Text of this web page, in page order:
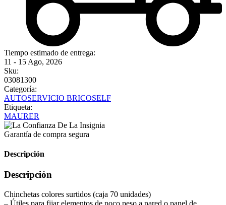
Tiempo estimado de entrega:
11 - 15 Ago, 2026
Sku:
03081300
Categoría:
AUTOSERVICIO BRICOSELF
Etiqueta:
MAURER
Garantía de compra segura
Descripción
Descripción
Chinchetas colores surtidos (caja 70 unidades)
– Útiles para fijar elementos de poco peso a pared o panel de